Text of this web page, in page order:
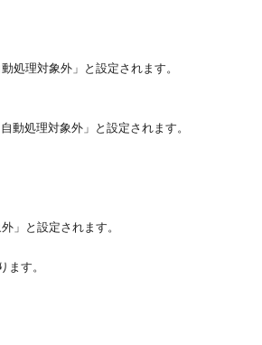
処理対象外」と設定されます。
動処理対象外」と設定されます。
」と設定されます。
ます。